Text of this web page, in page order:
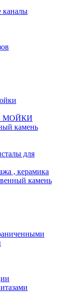
каналы
МОЙКИ
камень
для
, керамика
камень